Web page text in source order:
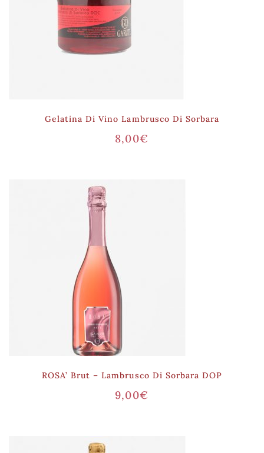
Gelatina Di Vino Lambrusco Di Sorbara
8,00€
ROSA’ Brut – Lambrusco Di Sorbara DOP
9,00€